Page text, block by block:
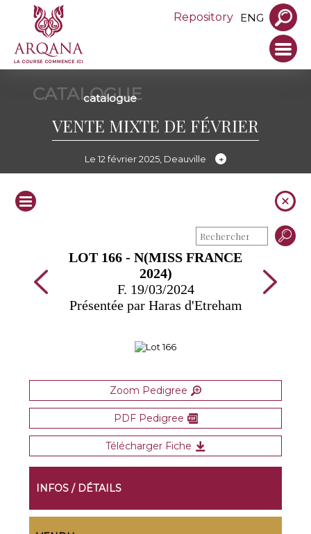
Repository ENG
CATALOGUE
catalogue
VENTE MIXTE DE FÉVRIER
Le 12 février 2025, Deauville
LOT 166 - N(MISS FRANCE
2024)
F. 19/03/2024
Présentée par Haras d'Etreham
Zoom Pedigree
PDF Pedigree
Télécharger Fiche
INFOS / DÉTAILS